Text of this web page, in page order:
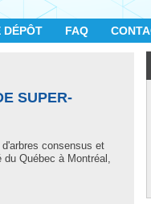
DÉPÔT FAQ
SUPER-
consensus et
Québec à Montréal,